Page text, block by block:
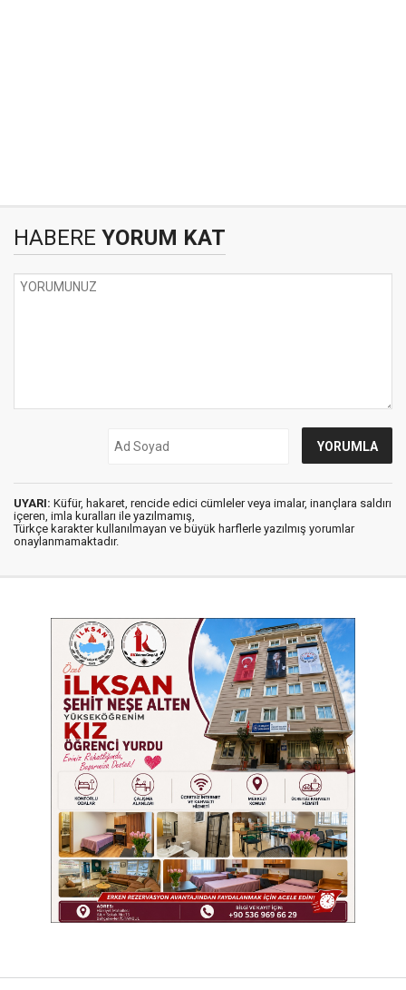
HABERE YORUM KAT
UYARI: Küfür, hakaret, rencide edici cümleler veya imalar, inançlara saldırı
içeren, imla kuralları ile yazılmamış,
Türkçe karakter kullanılmayan ve büyük harflerle yazılmış yorumlar
onaylanmamaktadır.